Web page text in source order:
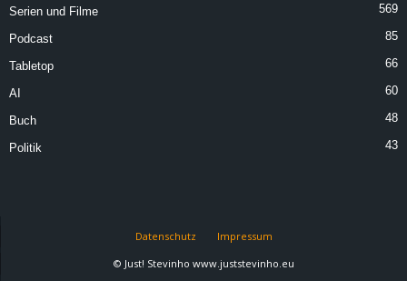
Serien und Filme 569
Podcast 85
Tabletop 66
AI 60
Buch 48
Politik 43
Datenschutz
Impressum
© Just! Stevinho www.juststevinho.eu